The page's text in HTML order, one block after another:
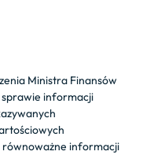
Ministra Finansów
sprawie informacji
równoważne informacji